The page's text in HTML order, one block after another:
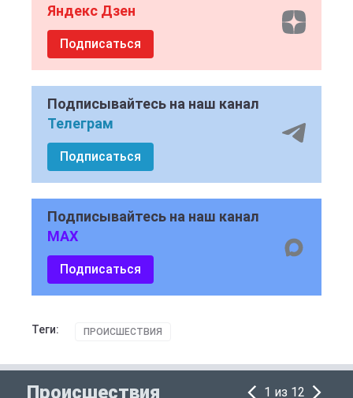
Яндекс Дзен
Подписаться
Подписывайтесь на наш канал
Телеграм
Подписаться
Подписывайтесь на наш канал
MAX
Подписаться
Теги: ПРОИСШЕСТВИЯ
Происшествия 1 из 12